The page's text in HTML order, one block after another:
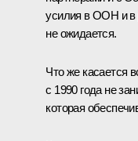
усилия в ООН и в
не ожидается.
Что же касается
с 1990 года не
которая